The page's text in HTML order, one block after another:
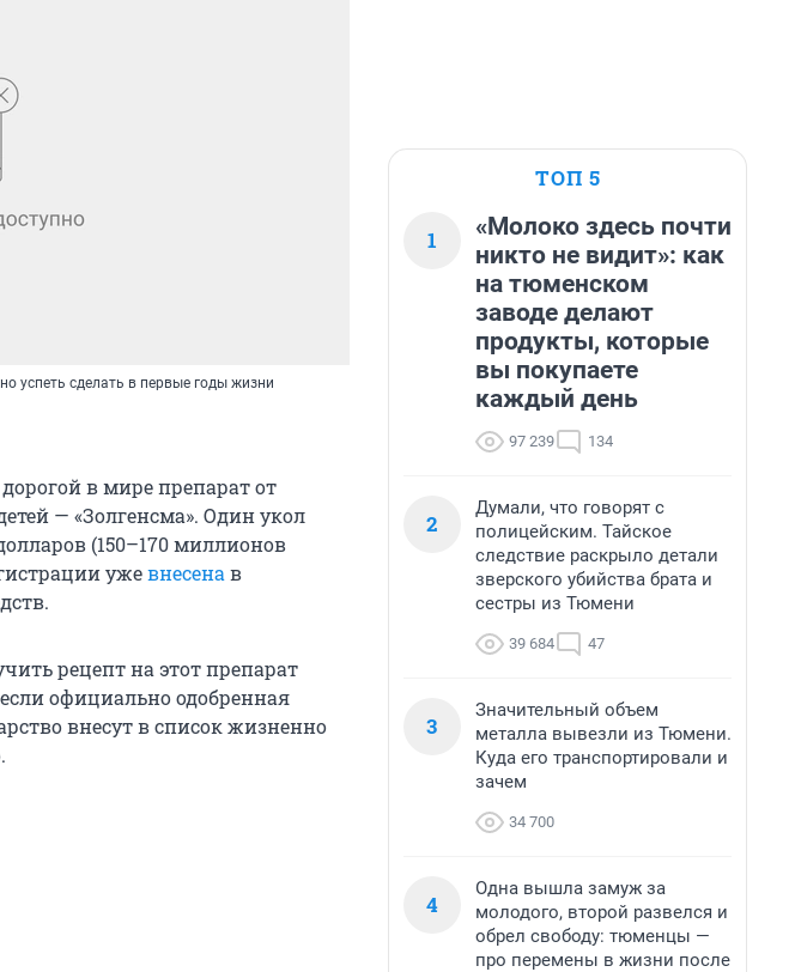
успеть сделать в первые годы жизни
в мире препарат от
— «Золгенсма». Один укол
(150–170 миллионов
ужевнесена в
рецепт на этот препарат
официально одобренная
внесут в список жизненно
ТОП 5
1
«Молоко здесь почти
никто не видит»: как
на тюменском
заводе делают
продукты, которые
вы покупаете
каждый день
97 239 134
2
Думали, что говорят с
полицейским. Тайское
следствие раскрыло детали
зверского убийства брата и
сестры из Тюмени
39 684 47
3
Значительный объем
металла вывезли из Тюмени.
Куда его транспортировали и
зачем
34 700
4
Одна вышла замуж за
молодого, второй развелся и
обрел свободу: тюменцы —
про перемены в жизни после